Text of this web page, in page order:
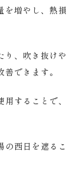
を増やし、熱損
り、吹き抜けや
できます。
することで、
の西日を遮るこ